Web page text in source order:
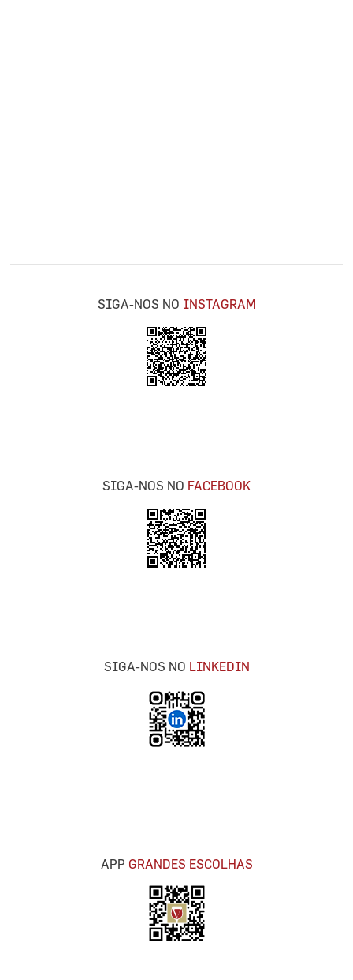
SIGA-NOS NO INSTAGRAM
SIGA-NOS NO FACEBOOK
SIGA-NOS NO LINKEDIN
APP GRANDES ESCOLHAS